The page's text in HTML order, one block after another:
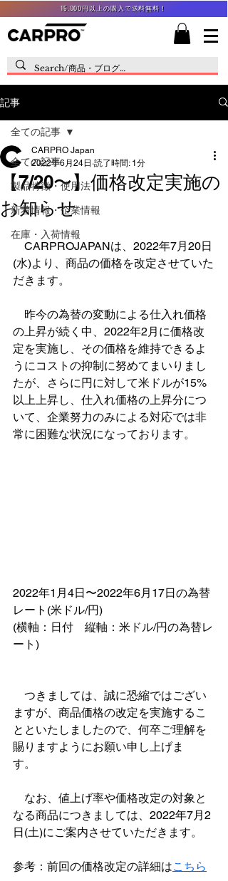
15,000円以上の購入で送料無料！
記事
全ての記事
製品特徴・使用法
新着情報・企業情報
在庫・入荷情報
全ての記事
【7/20〜】価格改定実施の
お知らせ
CARPRO Japan
2022年6月24日 読了時間: 1分
CARPROJAPANは、2022年7月20日
(水)より、商品の価格を改定させていた
だきます。
昨今の為替の変動による仕入れ価格
の上昇が続く中、2022年2月に価格改
定を実施し、その価格を維持できるよ
うにコストの抑制に努めてまいりまし
たが、さらに円に対して米ドルが15%
以上上昇し、仕入れ価格の上昇分につ
いて、企業努力のみによる対応では非
常に困難な状況になっております。
2022年1月4日〜2022年6月17日の為替
レート(米ドル/円)
(横軸：日付　縦軸：米ドル/円の為替レ
ート)
つきましては、誠に恐縮ではござい
ますが、商品価格の改定を実施するこ
とといたしましたので、何卒ご理解を
賜りますようにお願い申し上げま
す。
なお、値上げ率や価格改定の対象と
なる商品につきましては、2022年7月2
日(土)にご案内させていただきます。
参考：前回の価格改定の詳細はこちら